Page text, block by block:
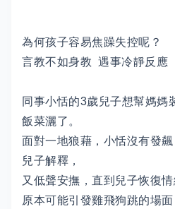
為何孩子容易焦躁失控呢？
言教不如身教 遇事冷靜反應
同事小恬的3歲兒子想幫媽媽
飯菜灑了。
面對一地狼藉，小恬沒有發
兒子解釋，
又低聲安撫，直到兒子恢復情
原本可能引發雞飛狗跳的場